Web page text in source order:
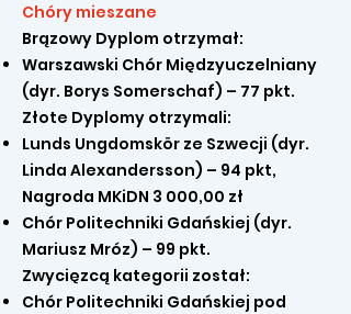
Chóry mieszane
Brązowy Dyplom otrzymał:
Warszawski Chór Międzyuczelniany
(dyr. Borys Somerschaf) – 77 pkt.
Złote Dyplomy otrzymali:
Lunds Ungdomskör ze Szwecji (dyr.
Linda Alexandersson) – 94 pkt,
Nagroda MKiDN 3 000,00 zł
Chór Politechniki Gdańskiej (dyr.
Mariusz Mróz) – 99 pkt.
Zwycięzcą kategorii został:
Chór Politechniki Gdańskiej pod